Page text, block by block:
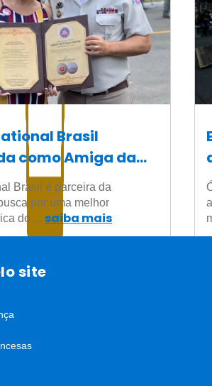
Brasil
como Amiga da
da Bahia
Brasil é parceira da
por uma melhor
do… saiba mais
site